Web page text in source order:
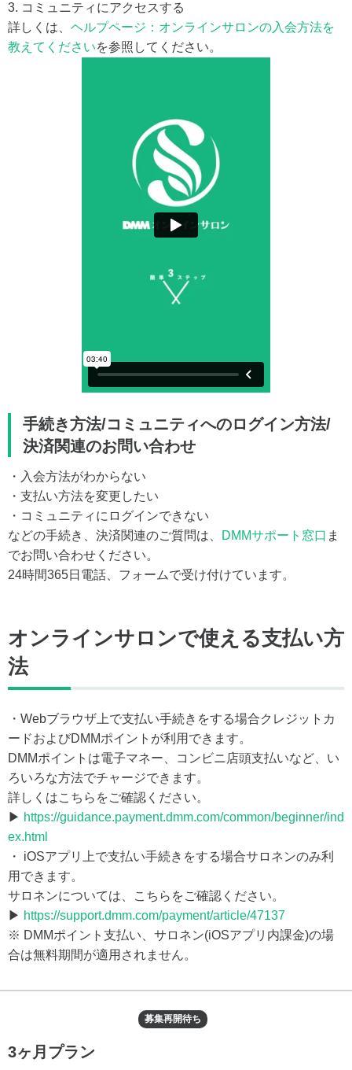
3. コミュニティにアクセスする
詳しくは、 ヘルプページ：オンラインサロンの入会方法を
教えてくださいを参照してください。
手続き方法/コミュニティへのログイン方法/
決済関連のお問い合わせ
・入会方法がわからない
・支払い方法を変更したい
・コミュニティにログインできない
などの手続き、決済関連のご質問は、
DMMサポート窓口 ま
でお問い合わせください。
24時間365日電話、フォームで受け付けています。
オンラインサロンで使える支払い方
法
・Webブラウザ上で支払い手続きをする場合クレジットカ
ードおよびDMMポイントが利用できます。
DMMポイントは電子マネー、コンビニ店頭支払いなど、い
ろいろな方法でチャージできます。
詳しくはこちらをご確認ください。
▶ https://guidance.payment.dmm.com/common/beginner/ind
ex.html
・ iOSアプリ上で支払い手続きをする場合サロネンのみ利
用できます。
サロネンについては、こちらをご確認ください。
▶ https://support.dmm.com/payment/article/47137
※ DMMポイント支払い、サロネン(iOSアプリ内課金)の場
合は無料期間が適用されません。
募集再開待ち
3ヶ月プラン